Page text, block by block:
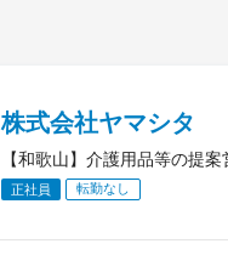
株式会社ヤマシタ
【和歌山】介護用品等の提
正社員 転勤なし